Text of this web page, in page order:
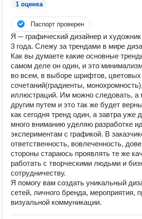
1 оценка
Паспорт проверен
Я ─ графический дизайнер и
3 года. Слежу за трендами в мире
Как вы думаете какие основные
самом деле он один, и это
во всем, в выборе шрифтов, цветовых
сочетаний(градиенты,
иллюстраций. Им можно следовать, а
другим путем и это так же будет
как сегодня тренд один, а завтра уже
много вниманию уделяю разработке
экспериментам с графикой. В
ответственность, вовлеченность,
стороны стараюсь проявлять те же
работать с творческими людьми и
сотрудничеству.
Я помогу вам создать уникальный
сетей, личного бренда, мероприятия,
визуальной коммуникации.